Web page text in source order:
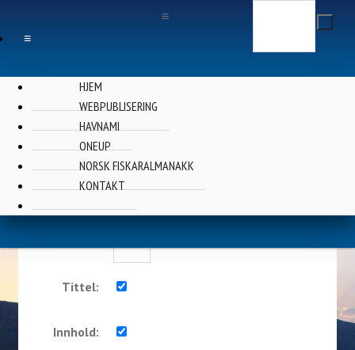
≡
≡
HJEM
WEBPUBLISERING
HAVNAMI
ONEUP
NORSK FISKARALMANAKK
KONTAKT
Finn ...
Nøkkelord:
Tittel:
Innhold: